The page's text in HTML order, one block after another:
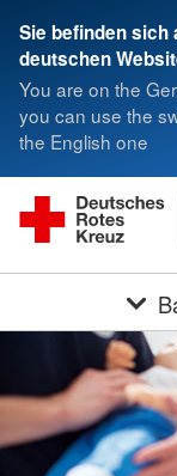
Sie befinden sich
deutschen
You are on the
you can use the
the English one